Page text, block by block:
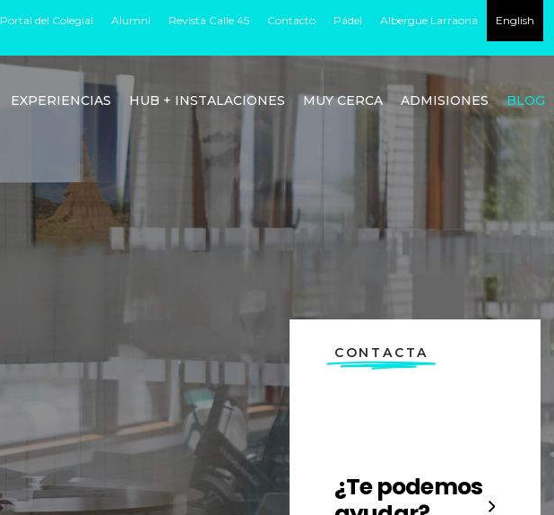
Portal del Colegial Alumni Revista Calle 45 Contacto Pádel Albergue Larraona English
EXPERIENCIAS HUB + INSTALACIONES MUY CERCA ADMISIONES BLOG
CONTACTA
¿Te podemos